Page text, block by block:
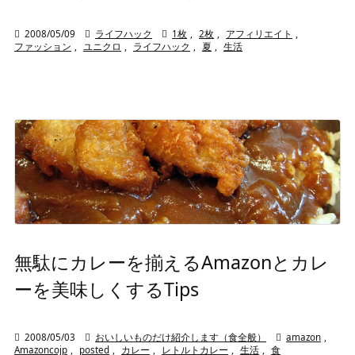
 2008/05/09  ライフハック  1枚 , 2枚 , アフィリエイト ,
ファッション , ユニクロ , ライフハック , 夏 , 生活
無駄にカレーを揃えるAmazonとカレ
ーを美味しくするTips
 2008/05/03  おいしいものだけ紹介します（食全般）  amazon
Amazoncojp
posted カレー レトルトカレー 生活 食